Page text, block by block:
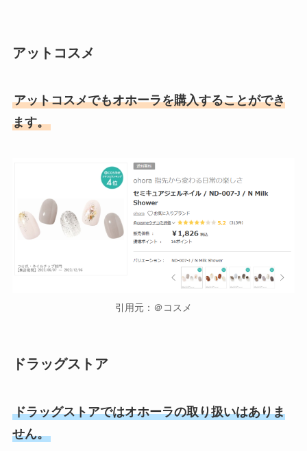
アットコスメ
アットコスメでもオホーラを購入することができ
ます。
引用元：＠コスメ
ドラッグストア
ドラッグストアではオホーラの取り扱いはありま
せん。